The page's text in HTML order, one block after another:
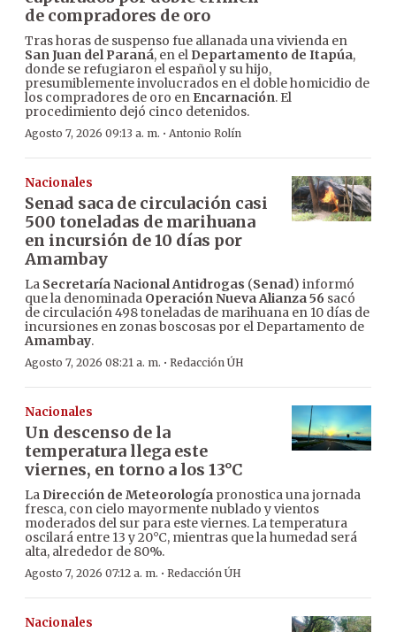
de compradores de oro
Tras horas de suspenso fue allanada una vivienda en
San Juan del Paraná, en el Departamento de Itapúa,
donde se refugiaron el español y su hijo,
presumiblemente involucrados en el doble homicidio de
los compradores de oro en Encarnación. El
procedimiento dejó cinco detenidos.
Agosto 7, 2026 09:13 a. m. · Antonio Rolín
Nacionales
Senad saca de circulación casi
500 toneladas de marihuana
en incursión de 10 días por
Amambay
La Secretaría Nacional Antidrogas (Senad) informó
que la denominada Operación Nueva Alianza 56 sacó
de circulación 498 toneladas de marihuana en 10 días de
incursiones en zonas boscosas por el Departamento de
Amambay.
Agosto 7, 2026 08:21 a. m. · Redacción ÚH
Nacionales
Un descenso de la
temperatura llega este
viernes, en torno a los 13°C
La Dirección de Meteorología pronostica una jornada
fresca, con cielo mayormente nublado y vientos
moderados del sur para este viernes. La temperatura
oscilará entre 13 y 20°C, mientras que la humedad será
alta, alrededor de 80%.
Agosto 7, 2026 07:12 a. m. · Redacción ÚH
Nacionales